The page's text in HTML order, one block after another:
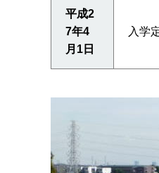
平成2
7年4
月1日
入学